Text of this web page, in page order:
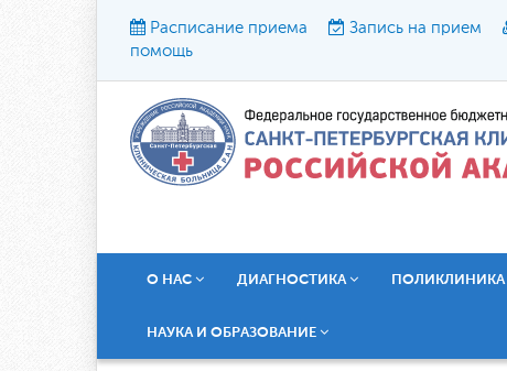
Расписание приема Запись на прием
помощь
О НАС ДИАГНОСТИКА ПОЛИКЛИНИКА
НАУКА И ОБРАЗОВАНИЕ